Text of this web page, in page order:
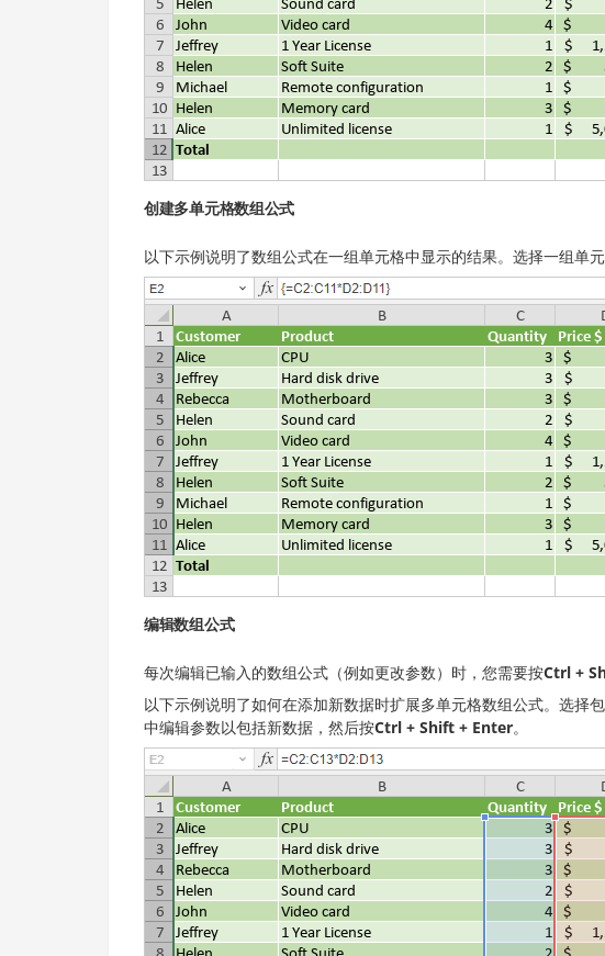
创建多单元格数组公式
以下示例说明了数组公式在一组单元格中显示的结果。选择一组单
编辑数组公式
每次编辑已输入的数组公式（例如更改参数）时，您需要按Ctrl +
以下示例说明了如何在添加新数据时扩展多单元格数组公式。选择
中编辑参数以包括新数据，然后按Ctrl + Shift + Enter。